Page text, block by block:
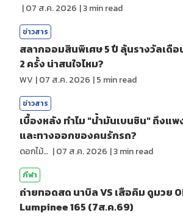
|07 ส.ค. 2026 |3min read
ข่าวสาร
สลากออมสินพิเศษ 5 ปี ลุ้นรางวัลเดือ
2 ครั้ง น่าสนใจไหม?
WV |07 ส.ค. 2026 |5 min read
ข่าวสาร
เบื้องหลัง ทำไม "น้ำมันเบนซิน" ถึงแพ
และทางออกของคนรักรถ?
ดอกไม้กับสายน้ำ |07 ส.ค. 2026 |3min read
กีฬา
ถ่ายทอดสด นาบิล VS เสือคิม ดูมวย
Lumpinee 165 (7ส.ค.69)